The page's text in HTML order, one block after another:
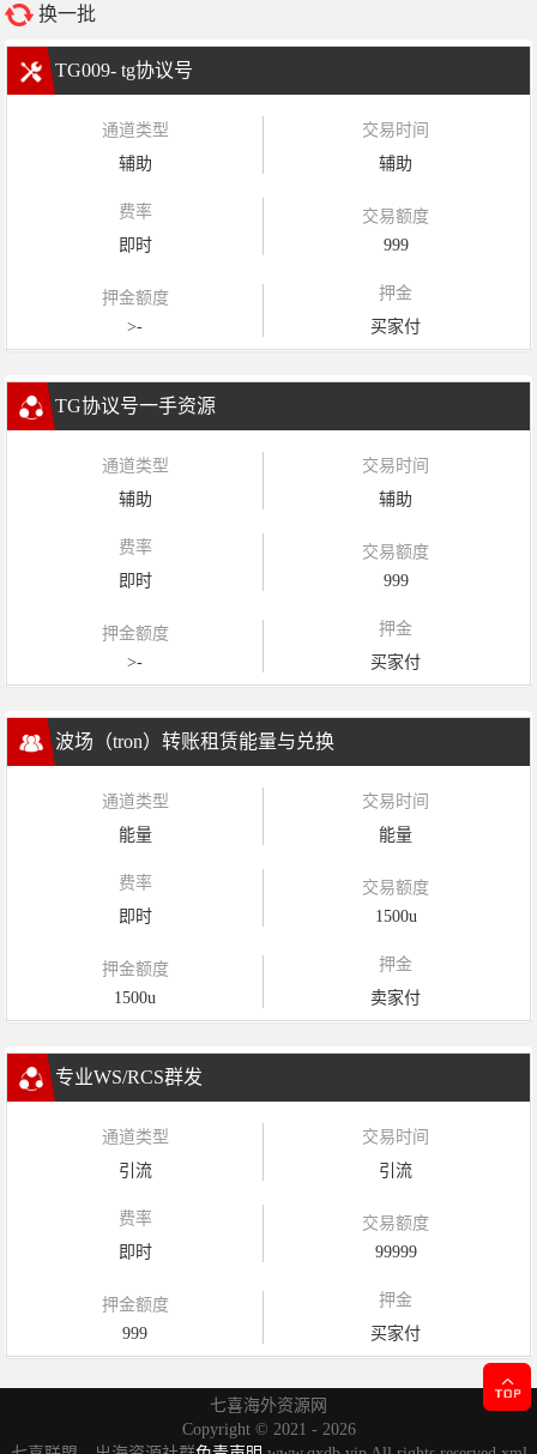
换一批
TG009- tg协议号
通道类型
辅助
交易时间
辅助
费率
即时
交易额度
999
押金额度
>-
押金
买家付
TG协议号一手资源
通道类型
辅助
交易时间
辅助
费率
即时
交易额度
999
押金额度
>-
押金
买家付
波场（tron）转账租赁能量与兑换
通道类型
能量
交易时间
能量
费率
即时
交易额度
1500u
押金额度
1500u
押金
卖家付
专业WS/RCS群发
通道类型
引流
交易时间
引流
费率
即时
交易额度
99999
押金额度
999
押金
买家付
七喜海外资源网
Copyright © 2021 - 2026